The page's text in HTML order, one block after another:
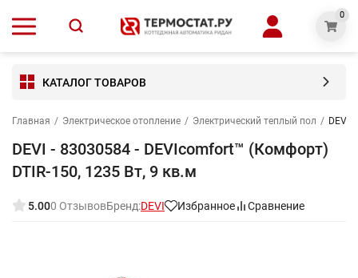
0
КАТАЛОГ ТОВАРОВ
Главная / Электрическое отопление / Электрический теплый пол / DEVI
DEVI - 83030584 - DEVIcomfort™ (Комфорт)
DTIR-150, 1235 Вт, 9 кв.м
5.000 ОтзывовБренд:DEVI Избранное Сравнение